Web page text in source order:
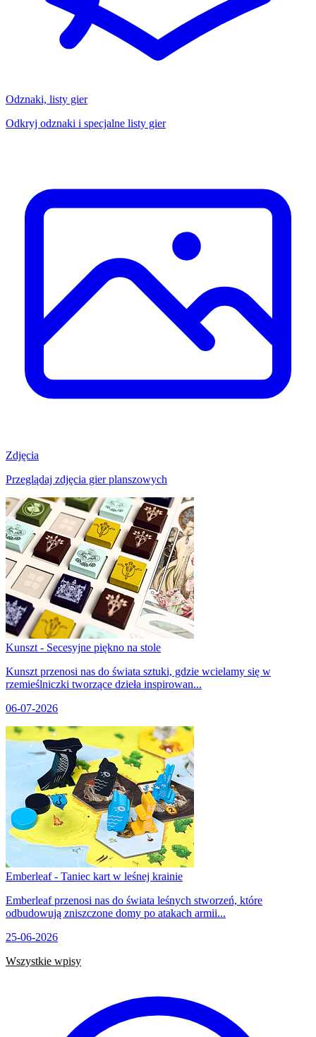
Odznaki, listy gier
Odkryj odznaki i specjalne listy gier
Zdjęcia
Przeglądaj zdjęcia gier planszowych
Kunszt - Secesyjne piękno na stole
Kunszt przenosi nas do świata sztuki, gdzie wcielamy się w
rzemieślniczki tworzące dzieła inspirowan...
06-07-2026
Emberleaf - Taniec kart w leśnej krainie
Emberleaf przenosi nas do świata leśnych stworzeń, które
odbudowują zniszczone domy po atakach armii...
25-06-2026
Wszystkie wpisy